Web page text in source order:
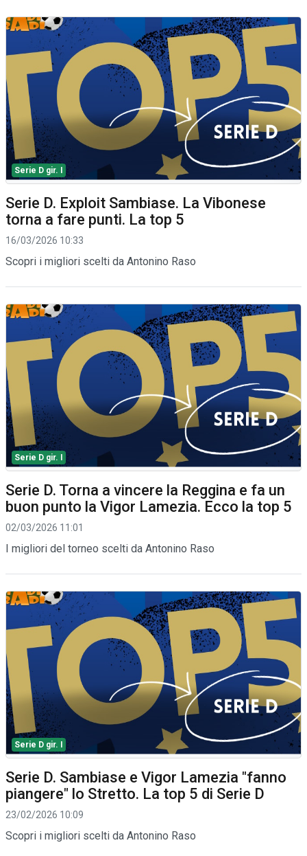
Serie D gir. I
Serie D. Exploit Sambiase. La Vibonese
torna a fare punti. La top 5
16/03/2026 10:33
Scopri i migliori scelti da Antonino Raso
Serie D gir. I
Serie D. Torna a vincere la Reggina e fa un
buon punto la Vigor Lamezia. Ecco la top 5
02/03/2026 11:01
I migliori del torneo scelti da Antonino Raso
Serie D gir. I
Serie D. Sambiase e Vigor Lamezia "fanno
piangere" lo Stretto. La top 5 di Serie D
23/02/2026 10:09
Scopri i migliori scelti da Antonino Raso